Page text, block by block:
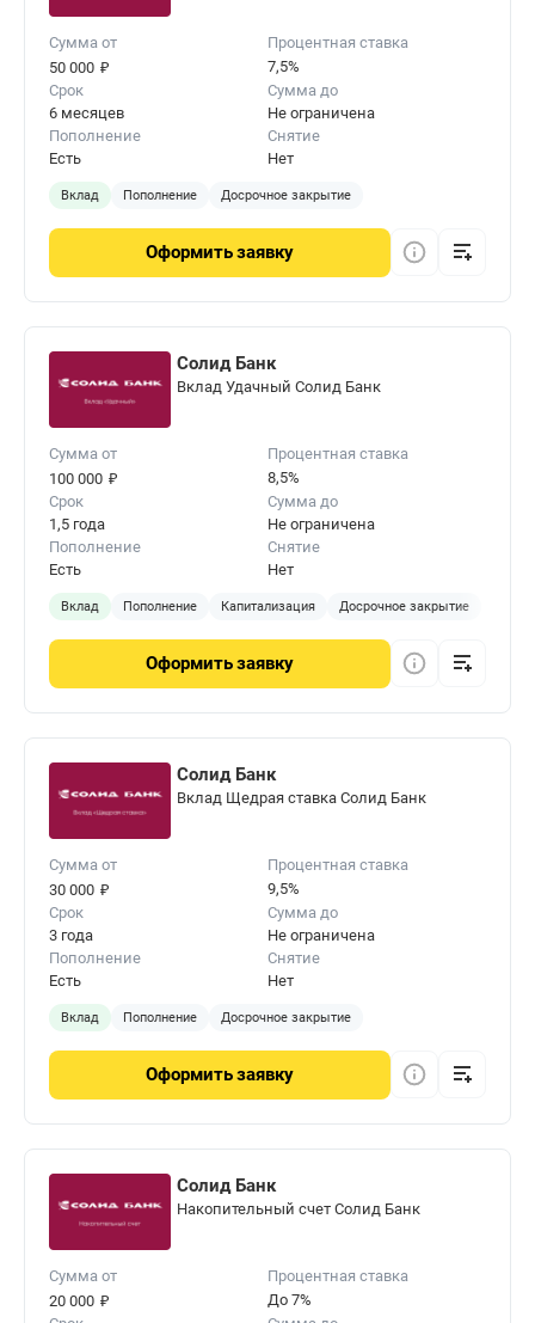
Сумма от
50 000 ₽
Процентная ставка
7,5%
Срок
6 месяцев
Сумма до
Не ограничена
Пополнение
Есть
Снятие
Нет
Вклад Пополнение Досрочное закрытие
Оформитьзаявку
Солид Банк
Вклад Удачный Солид Банк
Сумма от
100 000 ₽
Процентная ставка
8,5%
Срок
1,5 года
Сумма до
Не ограничена
Пополнение
Есть
Снятие
Нет
Вклад Пополнение Капитализация Досрочное закрытие
Оформитьзаявку
Солид Банк
Вклад Щедрая ставка Солид Банк
Сумма от
30 000 ₽
Процентная ставка
9,5%
Срок
3 года
Сумма до
Не ограничена
Пополнение
Есть
Снятие
Нет
Вклад Пополнение Досрочное закрытие
Оформитьзаявку
Солид Банк
Накопительный счет Солид Банк
Сумма от
20 000 ₽
Процентная ставка
До 7%